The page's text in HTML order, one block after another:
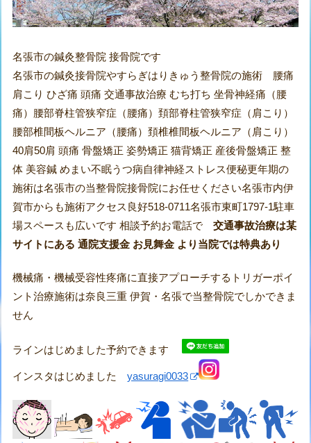
名張市の鍼灸整骨院 接骨院です
名張市の鍼灸接骨院やすらぎはりきゅう整骨院の施術 腰痛
肩こり ひざ痛 頭痛 交通事故治療 むち打ち 坐骨神経痛（腰
痛）腰部脊柱管狭窄症（腰痛）頚部脊柱管狭窄症（肩こり）
腰部椎間板ヘルニア（腰痛）頚椎椎間板ヘルニア（肩こり）
40肩50肩 頭痛 骨盤矯正 姿勢矯正 猫背矯正 産後骨盤矯正 整
体 美容鍼 めまい不眠うつ病自律神経ストレス便秘更年期の
施術は名張市の当整骨院接骨院にお任せください名張市内伊
賀市からも施術アクセス良好518-0711名張市東町1797-1駐車
場スペースも広いです 相談予約お電話で交通事故治療は某
サイトにある 通院支援金 お見舞金 より当院では特典あり
機械痛・機械受容性疼痛に直接アプローチするトリガーポイ
ント治療施術は奈良三重 伊賀・名張で当整骨院でしかできま
せん
ラインはじめました予約できます
インスタはじめましたyasuragi0033